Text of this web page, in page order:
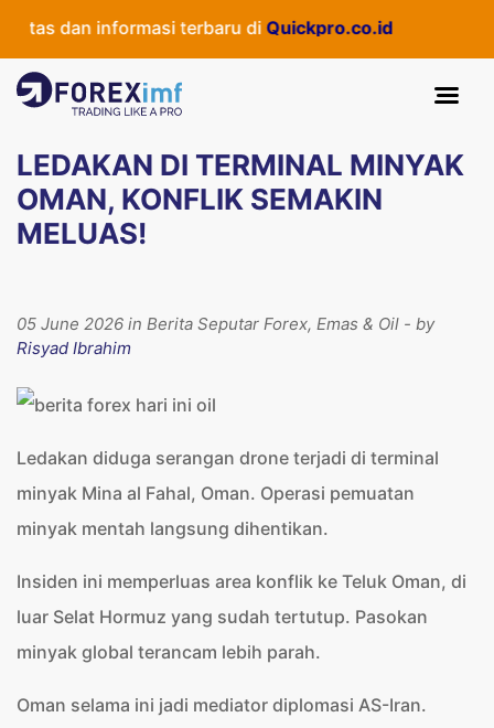
dan informasi terbaru diQuickpro.co.id
LEDAKAN DI TERMINAL MINYAK
OMAN, KONFLIK SEMAKIN
MELUAS!
05 June 2026 in Berita Seputar Forex, Emas & Oil - by
Risyad Ibrahim
Ledakan diduga serangan drone terjadi di terminal
minyak Mina al Fahal, Oman. Operasi pemuatan
minyak mentah langsung dihentikan.
Insiden ini memperluas area konflik ke Teluk Oman, di
luar Selat Hormuz yang sudah tertutup. Pasokan
minyak global terancam lebih parah.
Oman selama ini jadi mediator diplomasi AS-Iran.